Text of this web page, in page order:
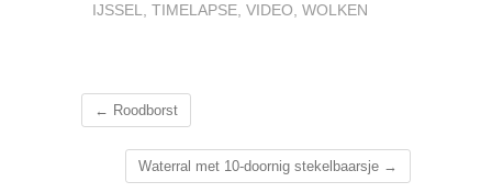
IJSSEL TIMELAPSE VIDEO WOLKEN
← Roodborst
Waterral met 10-doornig stekelbaarsje →